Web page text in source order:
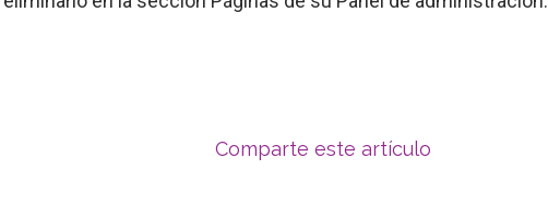
Comparte este artículo